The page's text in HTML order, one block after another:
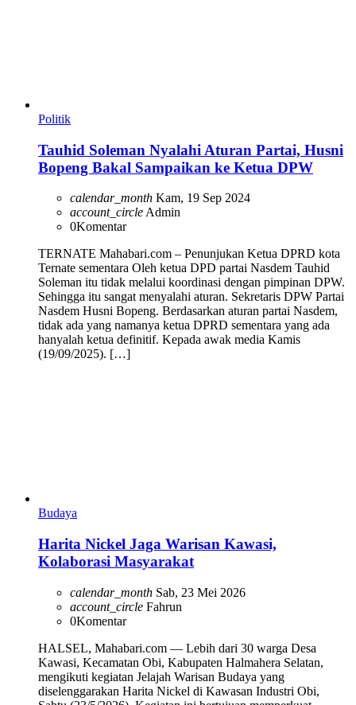
Politik
Tauhid Soleman Nyalahi Aturan Partai, Husni
Bopeng Bakal Sampaikan ke Ketua DPW
calendar_month Kam, 19 Sep 2024
account_circle Admin
0Komentar
TERNATE Mahabari.com – Penunjukan Ketua DPRD kota
Ternate sementara Oleh ketua DPD partai Nasdem Tauhid
Soleman itu tidak melalui koordinasi dengan pimpinan DPW.
Sehingga itu sangat menyalahi aturan. Sekretaris DPW Partai
Nasdem Husni Bopeng. Berdasarkan aturan partai Nasdem,
tidak ada yang namanya ketua DPRD sementara yang ada
hanyalah ketua definitif. Kepada awak media Kamis
(19/09/2025). […]
Budaya
Harita Nickel Jaga Warisan Kawasi,
Kolaborasi Masyarakat
calendar_month Sab, 23 Mei 2026
account_circle Fahrun
0Komentar
HALSEL, Mahabari.com — Lebih dari 30 warga Desa
Kawasi, Kecamatan Obi, Kabupaten Halmahera Selatan,
mengikuti kegiatan Jelajah Warisan Budaya yang
diselenggarakan Harita Nickel di Kawasan Industri Obi,